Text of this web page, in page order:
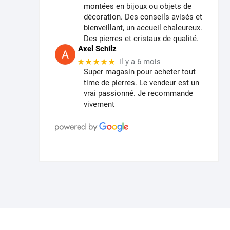
montées en bijoux ou objets de
décoration. Des conseils avisés et
bienveillant, un accueil chaleureux.
Des pierres et cristaux de qualité.
Axel Schilz
★★★★★ il y a 6 mois
Super magasin pour acheter tout
time de pierres. Le vendeur est un
vrai passionné. Je recommande
vivement